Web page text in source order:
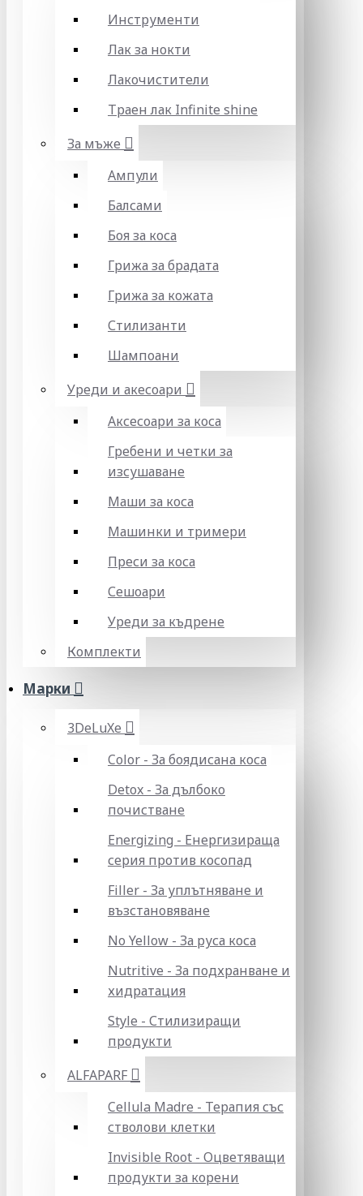
Инструменти
Лак за нокти
Лакочистители
Траен лак Infinite shine
За мъже
Ампули
Балсами
Боя за коса
Грижа за брадата
Грижа за кожата
Стилизанти
Шампоани
Уреди и акесоари
Аксесоари за коса
Гребени и четки за
изсушаване
Маши за коса
Машинки и тримери
Преси за коса
Сешоари
Уреди за къдрене
Комплекти
Марки
3DeLuXe
Color - За боядисана коса
Detox - За дълбоко
почистване
Energizing - Енергизираща
серия против косопад
Filler - За уплътняване и
възстановяване
No Yellow - За руса коса
Nutritive - За подхранване и
хидратация
Style - Стилизиращи
продукти
ALFAPARF
Cellula Madre - Терапия със
стволови клетки
Invisible Root - Оцветяващи
продукти за корени